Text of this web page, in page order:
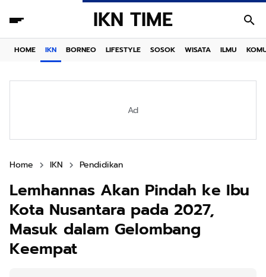
IKN TIME
HOME IKN BORNEO LIFESTYLE SOSOK WISATA ILMU
Ad
Home IKN Pendidikan
Lemhannas Akan Pindah ke Ibu
Kota Nusantara pada 2027,
Masuk dalam Gelombang
Keempat